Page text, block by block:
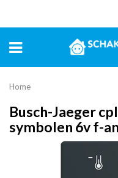
Home
Busch-Jaeger
symbolen 6v f-